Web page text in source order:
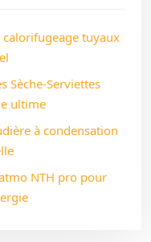
tuyaux
Sèche-Serviettes
ultime
à condensation
NTH pro pour